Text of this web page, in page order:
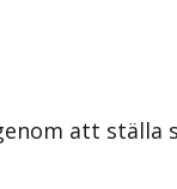
att